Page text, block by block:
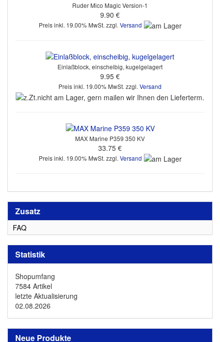
Ruder Mico Magic Version-1
9.90 €
Preis inkl. 19.00% MwSt. zzgl. Versand
Einlaßblock, einscheibig, kugelgelagert
9.95 €
Preis inkl. 19.00% MwSt. zzgl. Versand
MAX Marine P359 350 KV
33.75 €
Preis inkl. 19.00% MwSt. zzgl. Versand
Zusatz
FAQ
Statistik
Shopumfang
7584 Artikel
letzte Aktualisierung
02.08.2026
Neue Produkte